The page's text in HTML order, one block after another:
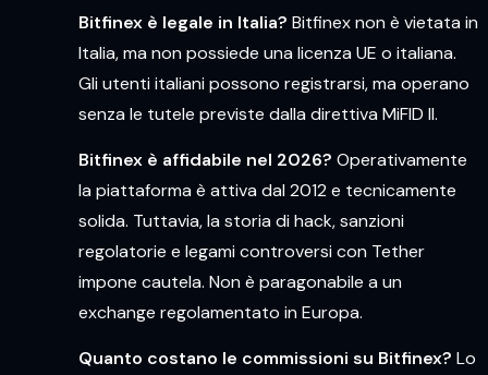
Bitfinex è legale in Italia? Bitfinex non è vietata in
Italia, ma non possiede una licenza UE o italiana.
Gli utenti italiani possono registrarsi, ma operano
senza le tutele previste dalla direttiva MiFID II.
Bitfinex è affidabile nel 2026? Operativamente
la piattaforma è attiva dal 2012 e tecnicamente
solida. Tuttavia, la storia di hack, sanzioni
regolatorie e legami controversi con Tether
impone cautela. Non è paragonabile a un
exchange regolamentato in Europa.
Quanto costano le commissioni su Bitfinex? Lo